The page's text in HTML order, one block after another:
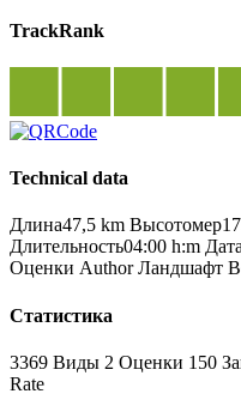
TrackRank
Technical data
Длина47,5 km Высотомер
Длительность04:00 h:m Дата
Оценки Author Ландшафт
Статистика
3369 Виды 2 Оценки 150
Rate